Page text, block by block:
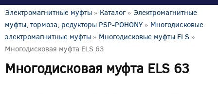
Электромагнитные муфты » Каталог» Электромагнитные
муфты, тормоза, редукторы PSP-POHONY » Многодисковые
электромагнитные муфты » Многодисковые муфты ELS »
Многодисковая муфта ELS 63
Многодисковая муфта ELS 63